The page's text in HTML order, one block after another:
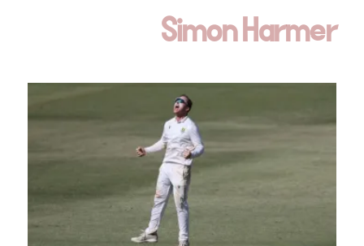
Simon Harmer